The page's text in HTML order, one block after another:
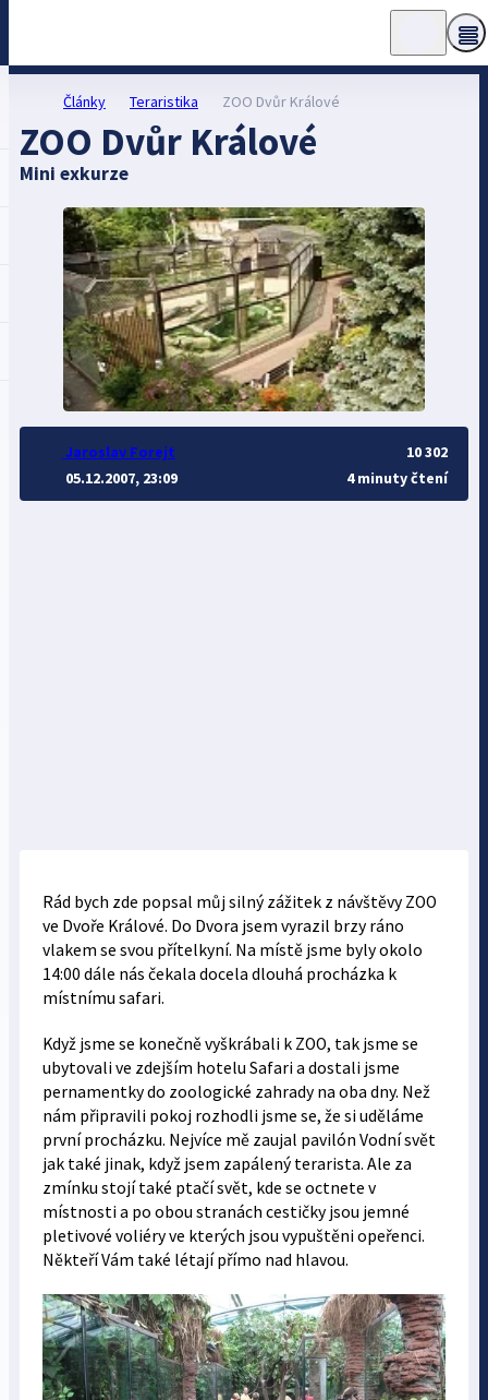
Články Teraristika ZOO Dvůr Králové
ZOO Dvůr Králové
Mini exkurze
Jaroslav Forejt
05.12.2007, 23:09
10 302
4 minuty čtení
Rád bych zde popsal můj silný zážitek z návštěvy ZOO
ve Dvoře Králové. Do Dvora jsem vyrazil brzy ráno
vlakem se svou přítelkyní. Na místě jsme byly okolo
14:00 dále nás čekala docela dlouhá procházka k
místnímu safari.
Když jsme se konečně vyškrábali k ZOO, tak jsme se
ubytovali ve zdejším hotelu Safari a dostali jsme
pernamentky do zoologické zahrady na oba dny. Než
nám připravili pokoj rozhodli jsme se, že si uděláme
první procházku. Nejvíce mě zaujal pavilón Vodní svět
jak také jinak, když jsem zapálený terarista. Ale za
zmínku stojí také ptačí svět, kde se octnete v
místnosti a po obou stranách cestičky jsou jemné
pletivové voliéry ve kterých jsou vypuštěni opeřenci.
Někteří Vám také létají přímo nad hlavou.